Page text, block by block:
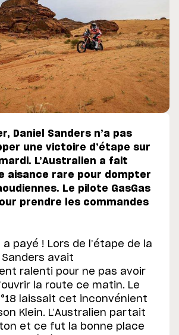
Daniel Sanders n’a pas
une victoire d’étape sur
L’Australien a fait
aisance rare pour dompter
Le pilote GasGas
prendre les commandes
payé ! Lors de l’étape de la
Sanders avait
ralenti pour ne pas avoir
la route ce matin. Le
laissait cet inconvénient
Klein. L’Australien partait
et ce fut la bonne place